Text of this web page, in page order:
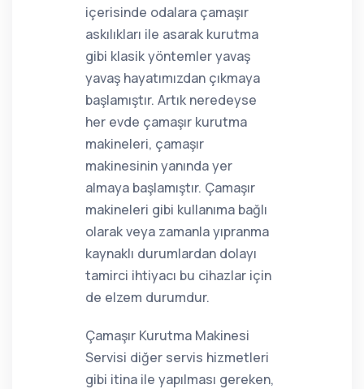
içerisinde odalara çamaşır
askılıkları ile asarak kurutma
gibi klasik yöntemler yavaş
yavaş hayatımızdan çıkmaya
başlamıştır. Artık neredeyse
her evde çamaşır kurutma
makineleri, çamaşır
makinesinin yanında yer
almaya başlamıştır. Çamaşır
makineleri gibi kullanıma bağlı
olarak veya zamanla yıpranma
kaynaklı durumlardan dolayı
tamirci ihtiyacı bu cihazlar için
de elzem durumdur.
Çamaşır Kurutma Makinesi
Servisi diğer servis hizmetleri
gibi itina ile yapılması gereken,